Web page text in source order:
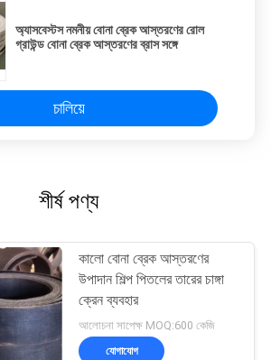
অ্যাসবেস্টস নমনীয় বোনা ব্রেক আস্তরণের রোল
গ্রাউন্ড বোনা ব্রেক আস্তরণের ব্রাস সঙ্গে
চালিয়ে
শীর্ষ পণ্য
কালো বোনা ব্রেক আস্তরণের
উপাদান শিল্প পিতলের তারের চাঙ্গা
ক্রেন ব্যবহার
আলোচনা সাপেক্ষ MOQ:600 কেজি
যোগাযোগ